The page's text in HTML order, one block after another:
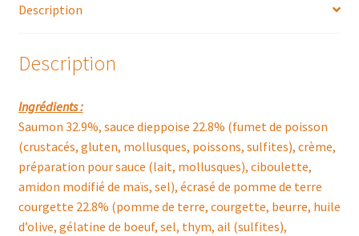
LÉGUMES
DE
DE
TERRE
Description
Description
Ingrédients :
Saumon 32.9%, sauce dieppoise 22.8% (fumet de poisson
(crustacés, gluten, mollusques, poissons, sulfites), crème,
préparation pour sauce (lait, mollusques), ciboulette,
amidon modifié de maïs, sel), écrasé de pomme de terre
courgette 22.8% (pomme de terre, courgette, beurre, huile
d’olive, gélatine de boeuf, sel, thym, ail (sulfites),